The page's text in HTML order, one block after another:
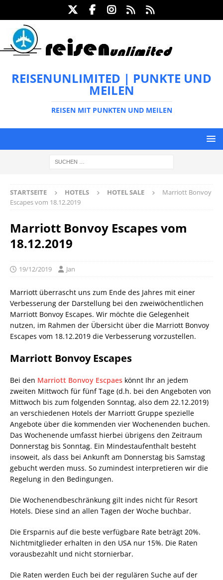
REISENUNLIMITED | PUNKTE UND
MEILEN
REISEN MIT PUNKTEN UND MEILEN
STARTSEITE HOTELS HOTEL SALE
Marriott Bonvoy
Escapes vom 18.12.2019
Marriott Bonvoy Escapes vom
18.12.2019
19/12/2019 Jan
Marriott überrascht uns zum Ende des Jahres mit einer
Verbesserung der Darstellung bei den zweiwöchentlichen
Marriott Bonvoy Escapes. Wir möchte die Gelegenheit
nutzen, im Rahmen der Übersicht über die Marriott Bonvoy
Escapes vom 18.12.2019 die Verbesserung vorzustellen.
Marriott Bonvoy Escapes
Bei den Marriott Bonvoy Escpaes könnt Ihr an jedem
zweiten Mittwoch für fünf Tage (d.h. bei den Angeboten von
Mittwoch bis zum folgenden Sonntag, also dem 22.12.2019)
an verschiedenen Hotels der Marriott Gruppe spezielle
Angebote über die kommenden vier Wochenenden buchen.
Das Wochenende umfasst hierbei übrigens den Zeitraum
Donnerstag bis Sonntag. Ein Mindestaufenthalt besteht
insoweit, als dass bei Ankunft am Donnerstag bis Samstag
gebucht werden muss. So zumindest interpretieren wir die
Regelung in den Bedingungen.
Die Wochenendbeschränkung gilt indes nicht für Resort
Hotels. Diese sind an allen Tagen der Woche buchbar.
Die Ersparnis auf die beste verfügbare Rate beträgt 20%.
Nichtmitglieder erhalten in den USA nur 15%. Die Raten
vorausbezahlt und nicht stornierbar.
Die Raten werden Euch bei der regulären Suche auf der